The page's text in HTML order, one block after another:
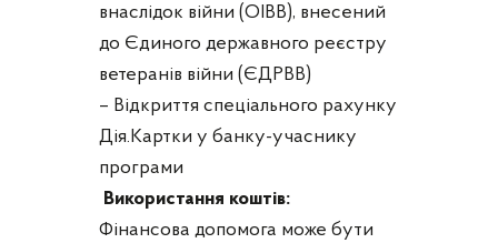
внаслідок війни (ОІВВ), внесений
до Єдиного державного реєстру
ветеранів війни (ЄДРВВ)
– Відкриття спеціального рахунку
Дія.Картки у банку-учаснику
програми
Використання коштів:
Фінансова допомога може бути